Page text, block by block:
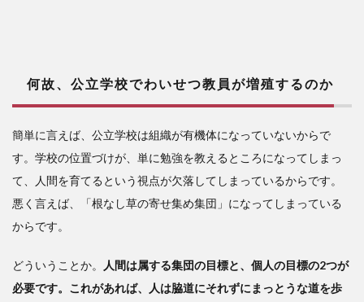
何故、公立学校でわいせつ教員が増殖するのか
簡単に言えば、公立学校は組織が有機体になっていないからで
す。学校の位置づけが、単に勉強を教えるところになってしまっ
て、人間を育てるという視点が欠落してしまっているからです。
悪く言えば、「根なし草の寄せ集め集団」になってしまっている
からです。
どういうことか。
人間は属する集団の目標と、個人の目標の2つが
必要です。これがあれば、人は脇道にそれずにまっとうな道を歩